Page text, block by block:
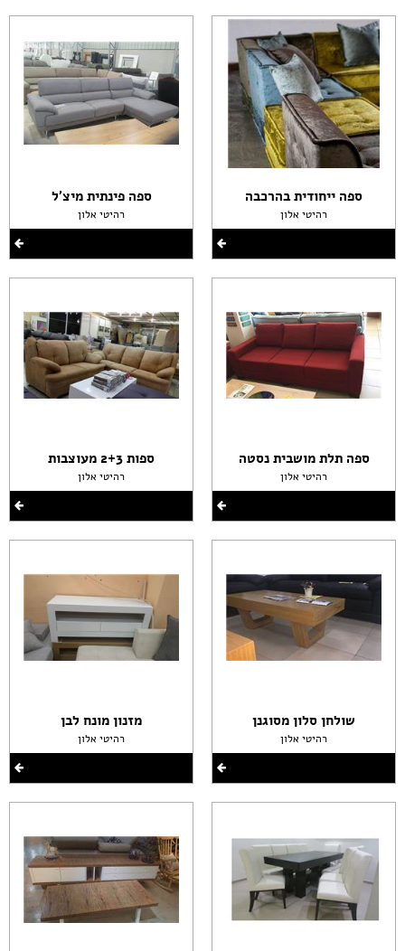
ספה ייחודית בהרכבה
רהיטי אלון
ספה תלת מושבית נסטה
רהיטי אלון
שולחן סלון מסוגנן
רהיטי אלון
ספה פינתית מיצ'ל
רהיטי אלון
ספות 2+3 מעוצבות
רהיטי אלון
מזנון מונח לבן
רהיטי אלון